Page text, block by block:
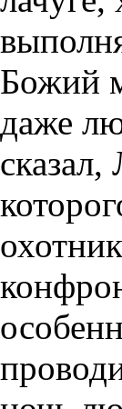
Божий
даже